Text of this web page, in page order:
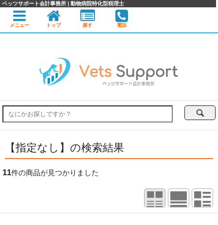
【指定なし】の検索結果
11件の商品が見つかりました
ベッツサポート会計事務所 | 動物病院特化型税理士
メニュー トップ 探す 電話